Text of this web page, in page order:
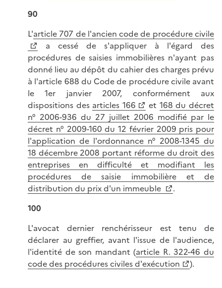
90
L'article 707 de l'ancien code de procédure civile
a cessé de s'appliquer à l'égard des
procédures de saisies immobilières n'ayant pas
donné lieu au dépôt du cahier des charges prévu
à l'article 688 du Code de procédure civile avant
le 1er janvier 2007, conformément aux
dispositions des articles 166 et 168 du décret
n° 2006-936 du 27 juillet 2006 modifié par le
décret n° 2009-160 du 12 février 2009 pris pour
l'application de l'ordonnance n° 2008-1345 du
18 décembre 2008 portant réforme du droit des
entreprises en difficulté et modifiant les
procédures de saisie immobilière et de
distribution du prix d'un immeuble
.
100
L'avocat dernier renchérisseur est tenu de
déclarer au greffier, avant l'issue de l'audience,
l'identité de son mandant (article R. 322-46 du
code des procédures civiles d'exécution
).